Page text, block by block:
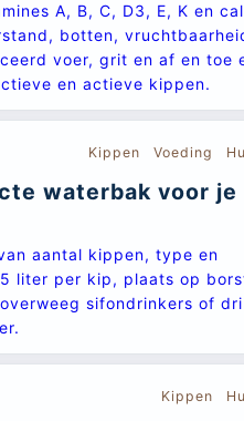
A, B, C, D3, E, K en
botten,
voer, grit en af en toe
en actieve kippen.
Kippen Voeding
waterbak voor je
aantal kippen, type en
liter per kip, plaats op
sifondrinkers of
Kippen